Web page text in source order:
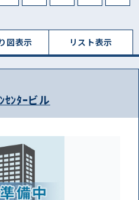
図表⽰ リスト表⽰
ｾﾝﾀｰビル